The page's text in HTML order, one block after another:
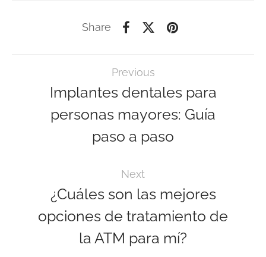
Share
Previous
Implantes dentales para
personas mayores: Guía
paso a paso
Next
¿Cuáles son las mejores
opciones de tratamiento de
la ATM para mí?